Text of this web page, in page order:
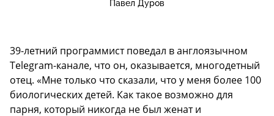
Павел Дуров
39-летний программист поведал в англоязычном
Telegram-канале, что он, оказывается, многодетный
отец. «Мне только что сказали, что у меня более 100
биологических детей. Как такое возможно для
парня, который никогда не был женат и